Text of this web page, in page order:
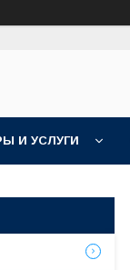
И УСЛУГИ